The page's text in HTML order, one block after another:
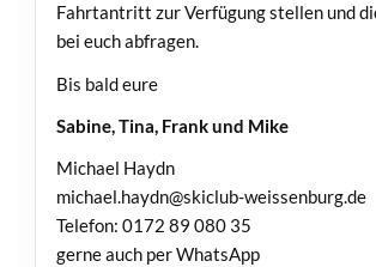
Fahrtantritt zur Verfügung stellen und
bei euch abfragen.
Bis bald eure
Sabine, Tina, Frank und Mike
Michael Haydn
michael.haydn@skiclub-weissenburg.de
Telefon: 0172 89 080 35
gerne auch per WhatsApp